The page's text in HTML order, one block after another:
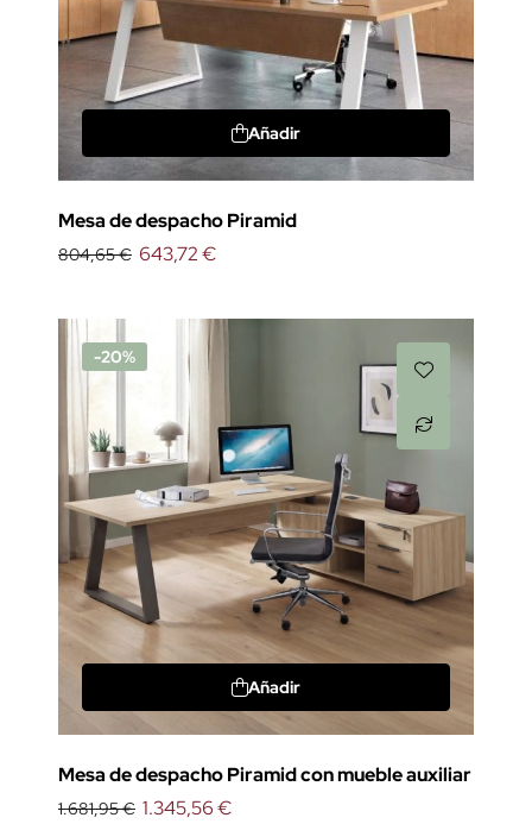
Añadir
Mesa de despacho Piramid
804,65 € 643,72 €
-20%
Añadir
Mesa de despacho Piramid con mueble auxiliar
1.681,95 € 1.345,56 €